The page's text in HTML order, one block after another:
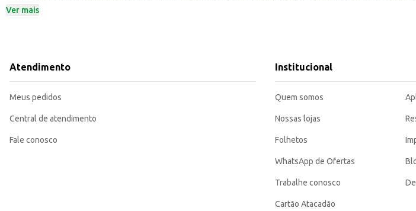
Dicas de uso:
O Café Solúvel Iguaçu Tradicional proporciona praticidade e conveniência sem abrir mão do sabor tradicional do café.
doméstico ou para revenda em diversos estabelecimentos comerciais.
Marca: Iguaçu
Categoria: Café solúvel
EAN: 7896045102365
Ver mais
Atendimento
Meus pedidos
Central de atendimento
Fale conosco
Institucional
Quem somos
Nossas lojas
Folhetos
WhatsApp de Ofertas
Trabalhe conosco
Cartão Atacadão